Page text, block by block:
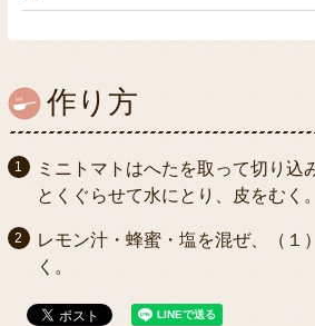
作り方
ミニトマトはへたを取って切り込
とくぐらせて水にとり、皮をむく。
レモン汁・蜂蜜・塩を混ぜ、（１
く。